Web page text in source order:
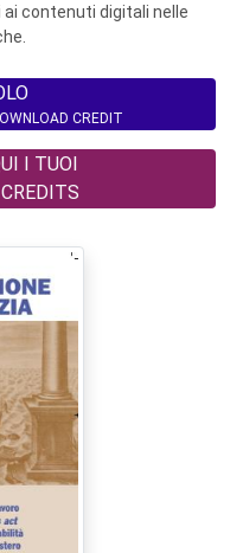
contenuti digitali nelle
CREDIT
I TUOI